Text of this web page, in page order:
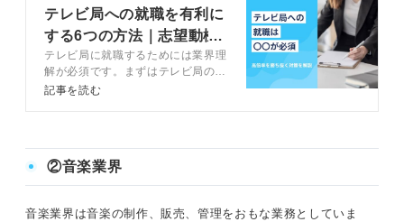
テレビ局への就職を有利に
する6つの方法｜志望動機
例文も紹介
テレビ局に就職するためには業界理
解が必須です。まずはテレビ局の種
類や職種を理解しましょう。この記
リアコンサルタントが解説します。
記事を読む
②音楽業界
音楽業界は音楽の制作、販売、管理をおもな業務としていま